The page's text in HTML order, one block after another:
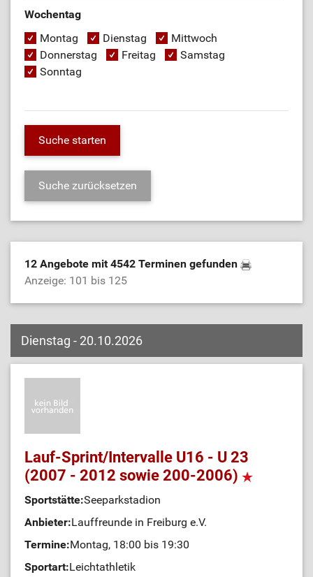
Wochentag
Montag
Dienstag
Mittwoch
Donnerstag
Freitag
Samstag
Sonntag
12 Angebote mit 4542 Terminen gefunden
Anzeige: 101 bis 125
Dienstag - 20.10.2026
Lauf-Sprint/Intervalle U16 - U 23
(2007 - 2012 sowie 200-2006)
Sportstätte:Seeparkstadion
Anbieter:Lauffreunde in Freiburg e.V.
Termine:Montag, 18:00 bis 19:30
Sportart:Leichtathletik